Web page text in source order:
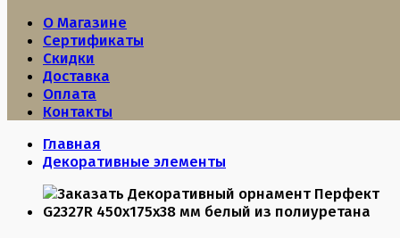
О Магазине
Сертификаты
Скидки
Доставка
Оплата
Контакты
Главная
Декоративные элементы